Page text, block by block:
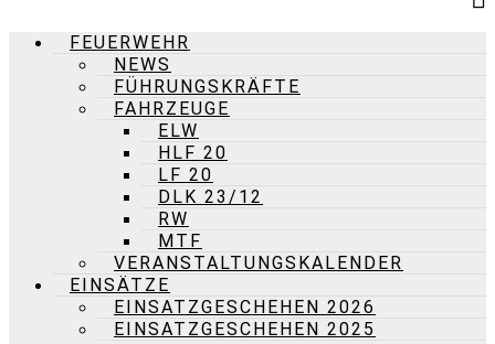
FEUERWEHR
NEWS
FÜHRUNGSKRÄFTE
FAHRZEUGE
ELW
HLF 20
LF 20
DLK 23/12
RW
MTF
VERANSTALTUNGSKALENDER
EINSÄTZE
EINSATZGESCHEHEN 2026
EINSATZGESCHEHEN 2025